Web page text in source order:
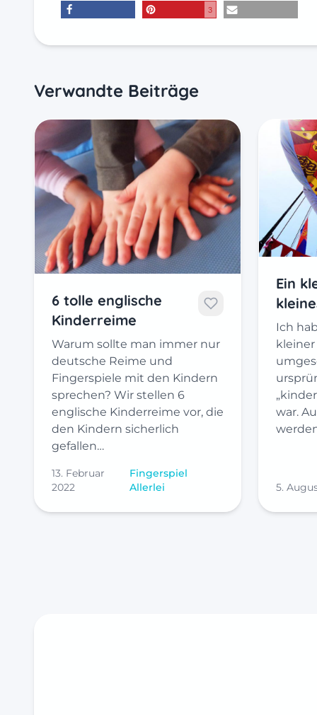
3
Verwandte Beiträge
6 tolle englische
Kinderreime
Warum sollte man immer nur
deutsche Reime und
Fingerspiele mit den Kindern
sprechen? Wir stellen 6
englische Kinderreime vor, die
den Kindern sicherlich
gefallen…
13. Februar
2022
Fingerspiel
Allerlei
Ein
Ich
kleiner
war.
5.